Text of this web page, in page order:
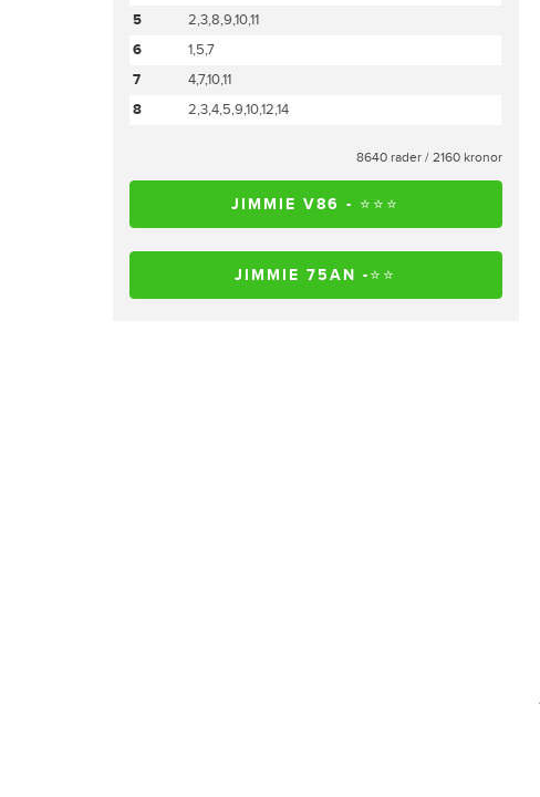
5
2,3,8,9,10,11
6
1,5,7
7
4,7,10,11
8
2,3,4,5,9,10,12,14
8640 rader / 2160 kronor
JIMMIE V86 - ⭐️⭐️⭐️
JIMMIE 75AN -⭐️⭐️